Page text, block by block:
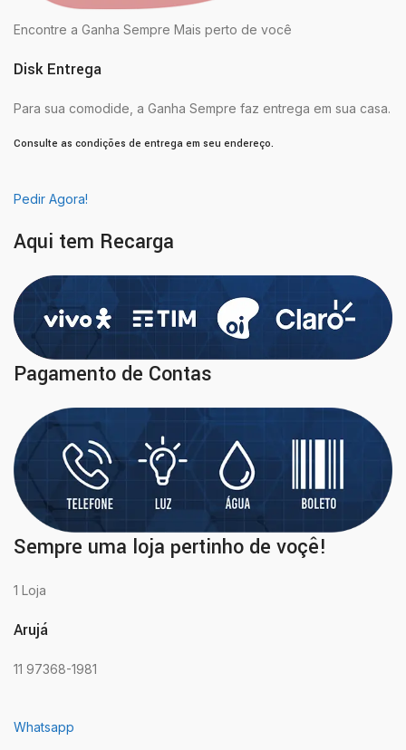
Encontre a Ganha Sempre Mais perto de você
Disk Entrega
Para sua comodide, a Ganha Sempre faz entrega em sua casa.
Consulte as condições de entrega em seu endereço.
Pedir Agora!
Aqui tem Recarga
Pagamento de Contas
Sempre uma loja pertinho de voçê!
1 Loja
Arujá
11 97368-1981
Whatsapp